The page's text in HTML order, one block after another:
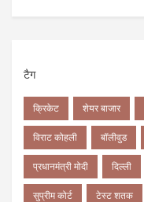
टैग
क्रिकेट शेयर बाजार
विराट कोहली बॉलीवुड
प्रधानमंत्री मोदी दिल्ली
सुप्रीम कोर्ट टेस्ट शतक